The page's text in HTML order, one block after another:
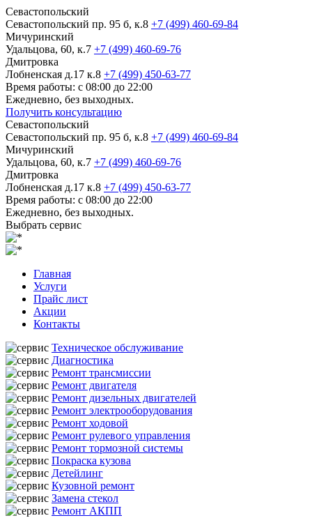
Севастопольский
Севастопольский пр. 95 б, к.8 +7 (499) 460-69-84
Мичуринский
Удальцова, 60, к.7 +7 (499) 460-69-76
Дмитровка
Лобненская д.17 к.8 +7 (499) 450-63-77
Время работы: с 08:00 до 22:00
Ежедневно, без выходных.
Получить консультацию
Севастопольский
Севастопольский пр. 95 б, к.8 +7 (499) 460-69-84
Мичуринский
Удальцова, 60, к.7 +7 (499) 460-69-76
Дмитровка
Лобненская д.17 к.8 +7 (499) 450-63-77
Время работы: с 08:00 до 22:00
Ежедневно, без выходных.
Выбрать сервис
Главная
Услуги
Прайс лист
Акции
Контакты
Техническое обслуживание
Диагностика
Ремонт трансмиссии
Ремонт двигателя
Ремонт дизельных двигателей
Ремонт электрооборудования
Ремонт ходовой
Ремонт рулевого управления
Ремонт тормозной системы
Покраска кузова
Детейлинг
Кузовной ремонт
Замена стекол
Ремонт АКПП